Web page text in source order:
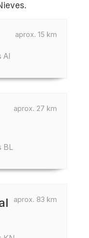
aprox. 15 km
AI
aprox. 27 km
BL
aprox. 83 km